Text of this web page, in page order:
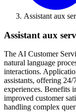
Assistant aux
Assistant aux
The AI Customer
natural language
interactions.
assistants, offering 24/
experiences. Benefits
improved customer
handling complex